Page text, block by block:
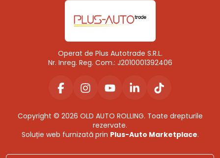
Operat de Plus Autotrade S.R.L.
Nr. Inreg. Reg. Com.: J2010001392406
Copyright © 2026 OLD AUTO ROLLING. Toate drepturile
rezervate.
Soluție web furnizată prin Plus-Auto Marketplace.